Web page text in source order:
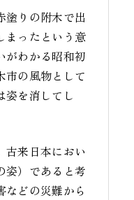
塗りの附木で出
まったという意
がわかる昭和初
市の風物として
姿を消してし
古来日本におい
姿）であると考
などの災難から